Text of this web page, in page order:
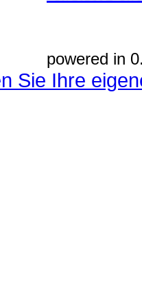
powered in
Sie Ihre